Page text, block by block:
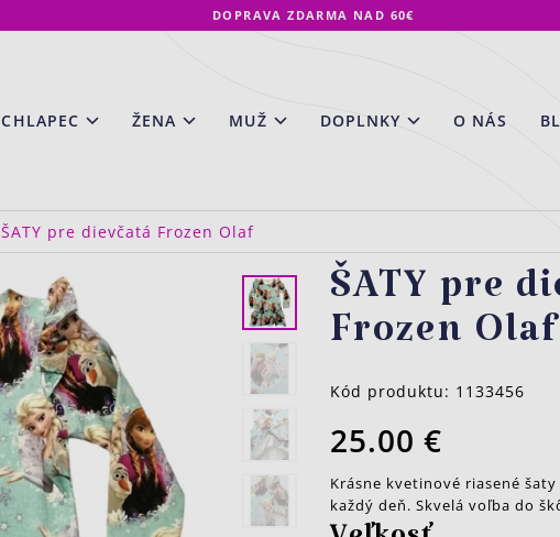
DOPRAVA ZDARMA NAD 60€
CHLAPEC ŽENA MUŽ DOPLNKY O NÁS
ŠATY pre dievčatá Frozen Olaf
ŠATY pre
Frozen Olaf
Kód produktu: 1133456
25.00 €
Krásne kvetinové riasené
každý deň. Skvelá voľba do